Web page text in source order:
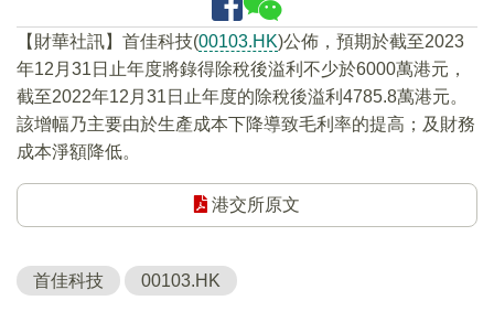
【財華社訊】首佳科技(00103.HK)公佈，預期於截至2023
年12月31日止年度將錄得除稅後溢利不少於6000萬港元，
截至2022年12月31日止年度的除稅後溢利4785.8萬港元。
該增幅乃主要由於生產成本下降導致毛利率的提高；及財務
成本淨額降低。
港交所原文
首佳科技 00103.HK